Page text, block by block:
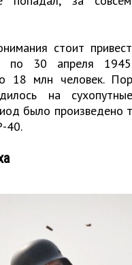
стоит
по 30 апреля
18 млн человек.
на
было произведено
40.